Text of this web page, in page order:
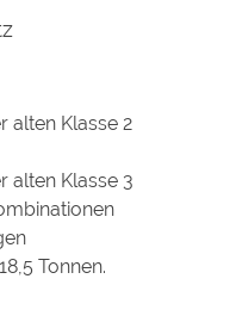
alten Klasse 2
alten Klasse 3
Tonnen.